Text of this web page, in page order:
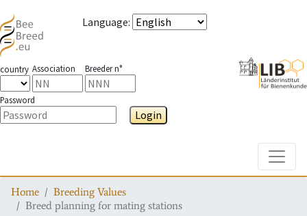
Language:
country Association Breeder n°
Password
Login
Home
Breeding Values
Breed planning for mating stations